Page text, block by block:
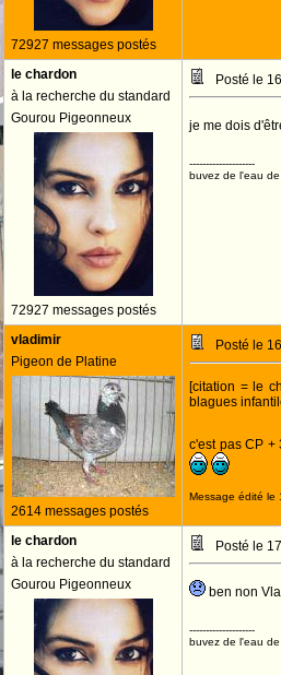
72927 messages postés
le chardon
à la recherche du standard
Gourou Pigeonneux
72927 messages postés
Posté le
je me dois
--------------------
buvez de l'eau
vladimir
Pigeon de Platine
2614 messages postés
Posté le
[citation = le
blagues
c'est pas CP +
Message édité le
le chardon
à la recherche du standard
Gourou Pigeonneux
Posté le
ben non
--------------------
buvez de l'eau